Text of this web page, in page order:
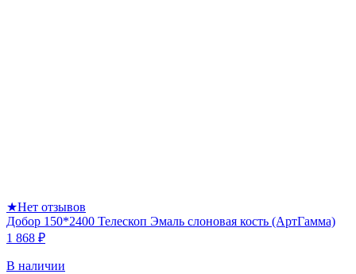
★Нет отзывов
Добор 150*2400 Телескоп Эмаль слоновая кость (АртГамма)
1 868 ₽
В наличии